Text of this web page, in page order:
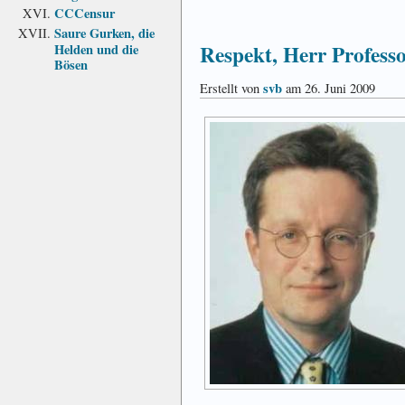
CCCensur
Saure Gurken, die
Helden und die
Bösen
Respekt, Herr
Erstellt von svb am 26. Juni 2009